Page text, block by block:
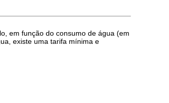
em função do consumo de água (em
existe uma tarifa mínima e